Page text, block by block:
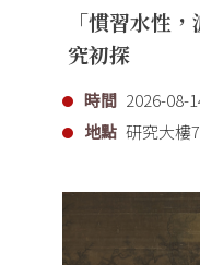
「慣習水性
究初探
時間 2026-08-
地點 研究大樓